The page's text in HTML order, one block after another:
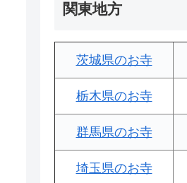
関東地方
茨城県のお寺
栃木県のお寺
群馬県のお寺
埼玉県のお寺